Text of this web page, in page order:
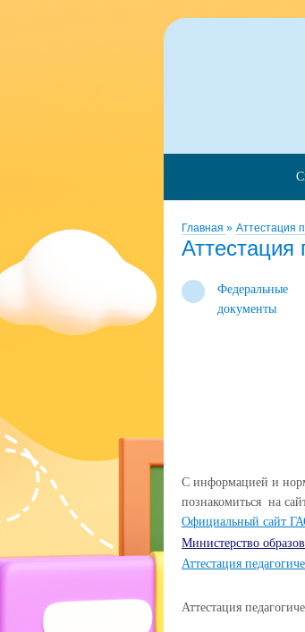
Главная » Аттестация
Аттестация
Федеральные
документы
С информацией и
познакомиться на
Официальный сайт
Министерство
Аттестация
Аттестация